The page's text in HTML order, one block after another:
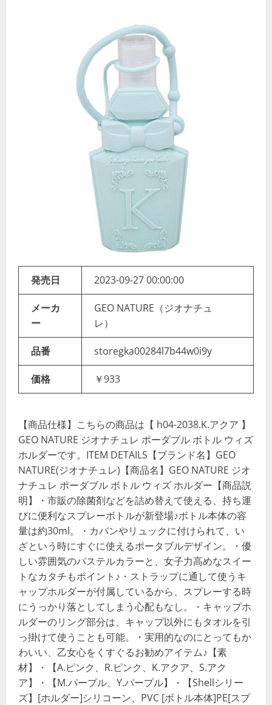
発売日 2023-09-27 00:00:00
メーカ
ー
GEO NATURE（ジオナチュ
レ）
品番 storegka00284l7b44w0i9y
価格 ￥933
【商品仕様】こちらの商品は【 h04-2038.K.アクア 】
GEO NATURE ジオナチュレ ポーダブル ボトル ウィズ
ホルダーです。ITEM DETAILS【ブランド名】GEO
NATURE(ジオナチュレ)【商品名】GEO NATURE ジオ
ナチュレ ポーダブル ボトル ウィズ ホルダー【商品説
明】・市販の除菌剤などを詰め替えて使える、持ち運
びに便利なスプレーボトルが新登場♪ボトル本体の容
量は約30ml。・カバンやリュックに付けられて、い
ざという時にすぐに使えるポータブルデザイン。・優
しい雰囲気のパステルカラーと、女子力高めなスイー
トなカタチもポイント♪・ストラップに通して使うキ
ャップホルダーが付属しているから、スプレーする時
にうっかり落としてしまう心配もなし。・キャップホ
ルダーのリング部分は、キャップ以外にもタオルを引
っ掛けて使うことも可能。・実用的なのにとってもか
わいい、乙女心をくすぐるお勧めアイテム♪【素
材】・【A.ピンク、R.ピンク、K.アクア、S.アク
ア】・【M.パープル、Y.パープル】・【Shellシリー
ズ】[ホルダー]シリコーン、PVC [ボトル本体]PE[スプ